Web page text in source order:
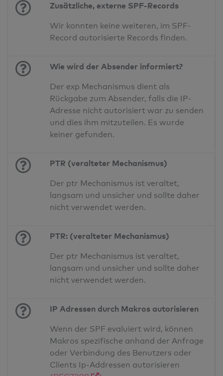
Zusätzliche, externe SPF-Records
Wir konnten keine weiteren, im SPF-
Record autorisierte Records finden.
Wie wird der Absender informiert?
Der exp Mechanismus dient als
Rückgabe zum Absender, falls die IP-
Adresse nicht autorisiert war zu senden
und dies ihm mitzuteilen. Es wurde
keiner gefunden.
PTR (veralteter Mechanismus)
Der ptr Mechanismus ist veraltet,
langsam und unsicher und sollte daher
nicht verwendet werden.
PTR: (veralteter Mechanismus)
Der ptr Mechanismus ist veraltet,
langsam und unsicher und sollte daher
nicht verwendet werden.
IP Adressen durch Makros autorisieren
Wenn der SPF evaluiert wird, können
Makros spezifische anhand der Anfrage
oder Verbindung des Benutzers oder
Clients Ip-Addressen autorisieren